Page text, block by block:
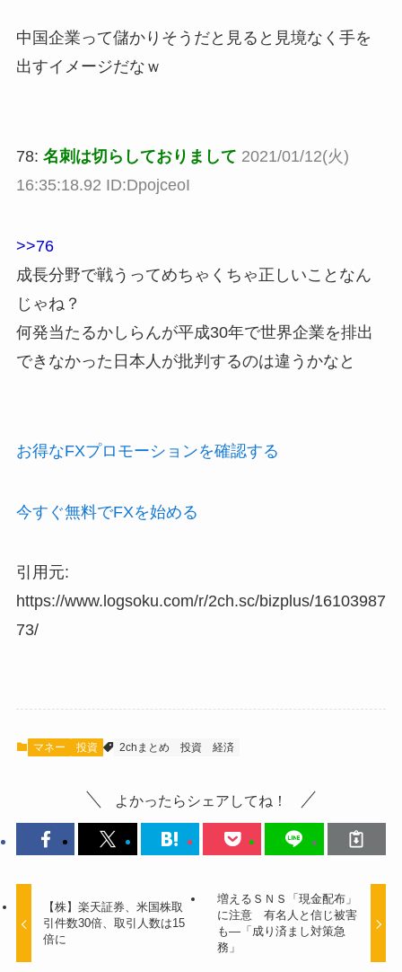
中国企業って儲かりそうだと見ると見境なく手を
出すイメージだなｗ
78: 名刺は切らしておりまして 2021/01/12(火)
16:35:18.92 ID:DpojceoI
>>76
成長分野で戦うってめちゃくちゃ正しいことなん
じゃね？
何発当たるかしらんが平成30年で世界企業を排出
できなかった日本人が批判するのは違うかなと
お得なFXプロモーションを確認する
今すぐ無料でFXを始める
引用元:
https://www.logsoku.com/r/2ch.sc/bizplus/16103987
73/
マネー 投資 2chまとめ 投資 経済
よかったらシェアしてね！
【株】楽天証券、米国株取
引件数30倍、取引人数は15
倍に
増えるＳＮＳ「現金配布」
に注意 有名人と信じ被害
も―「成り済まし対策急
務」